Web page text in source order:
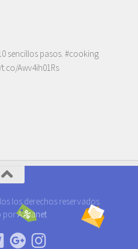
sencillos pasos. #cooking
Awv4ih01Rs
los derechos reservados.
porAzuanet